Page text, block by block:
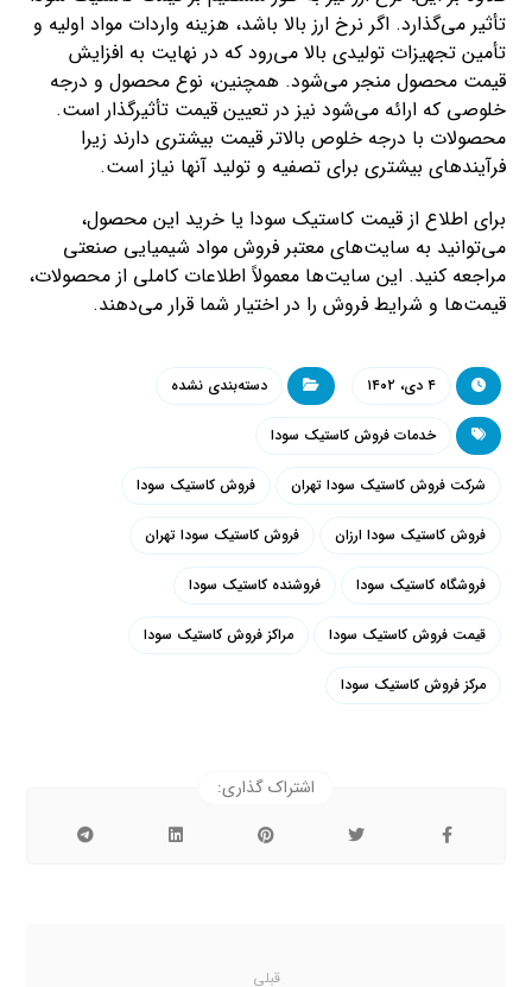
تأثیر می‌گذارد. اگر نرخ ارز بالا باشد، هزینه واردات مواد اولیه و
تأمین تجهیزات تولیدی بالا می‌رود که در نهایت به افزایش
قیمت محصول منجر می‌شود. همچنین، نوع محصول و درجه
خلوصی که ارائه می‌شود نیز در تعیین قیمت تأثیرگذار است.
محصولات با درجه خلوص بالاتر قیمت بیشتری دارند زیرا
فرآیندهای بیشتری برای تصفیه و تولید آنها نیاز است.
برای اطلاع از قیمت کاستیک سودا یا خرید این محصول،
می‌توانید به سایت‌های معتبر فروش مواد شیمیایی صنعتی
مراجعه کنید. این سایت‌ها معمولاً اطلاعات کاملی از محصولات،
قیمت‌ها و شرایط فروش را در اختیار شما قرار می‌دهند.
۴ دی، ۱۴۰۲ دسته‌بندی نشده
خدمات فروش کاستیک سودا
شرکت فروش کاستیک سودا تهران فروش کاستیک سودا
فروش کاستیک سودا ارزان فروش کاستیک سودا تهران
فروشگاه کاستیک سودا فروشنده کاستیک سودا
قیمت فروش کاستیک سودا مراکز فروش کاستیک سودا
مرکز فروش کاستیک سودا
قبلی